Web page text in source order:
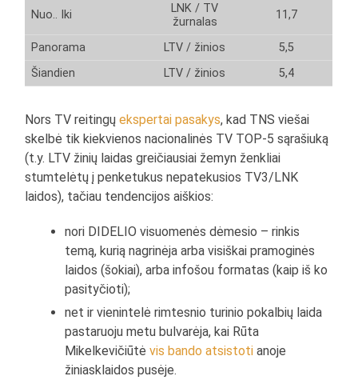
Nuo.. Iki
LNK / TV
žurnalas
11,7
Panorama LTV / žinios
5,5
Šiandien
LTV / žinios 5,4
Nors TV reitingųekspertai pasakys, kad TNS viešai
skelbė tik kiekvienos nacionalinės TV TOP-5 sąrašiuką
(t.y. LTV žinių laidas greičiausiai žemyn ženkliai
stumtelėtų į penketukus nepatekusios TV3/LNK
laidos), tačiau tendencijos aiškios:
nori DIDELIO visuomenės dėmesio – rinkis
temą, kurią nagrinėja arba visiškai pramoginės
laidos (šokiai), arba infošou formatas (kaip iš ko
pasityčioti);
net ir vienintelė rimtesnio turinio pokalbių laida
pastaruoju metu bulvarėja, kai Rūta
Mikelkevičiūtėvis bando atsistoti anoje
žiniasklaidos pusėje.